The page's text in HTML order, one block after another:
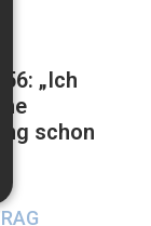
56: „Ich
schon